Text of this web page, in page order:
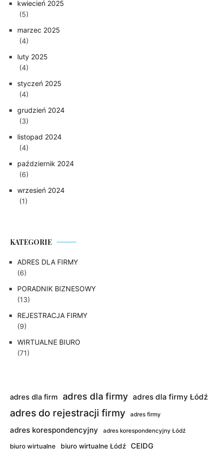
kwiecień 2025
(5)
marzec 2025
(4)
luty 2025
(4)
styczeń 2025
(4)
grudzień 2024
(3)
listopad 2024
(4)
październik 2024
(6)
wrzesień 2024
(1)
KATEGORIE
ADRES DLA FIRMY
(6)
PORADNIK BIZNESOWY
(13)
REJESTRACJA FIRMY
(9)
WIRTUALNE BIURO
(71)
adres dla firm adres dla firmy adres dla firmy Łódź
adres do rejestracji firmy adres firmy
adres korespondencyjny adres korespondencyjny Łódź
biuro wirtualne biuro wirtualne Łódź CEIDG